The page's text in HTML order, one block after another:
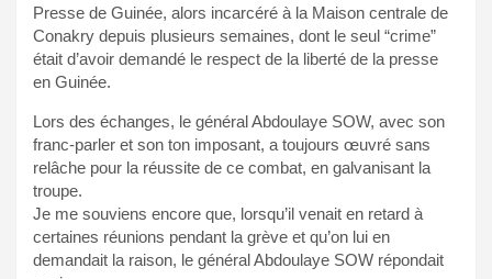
Presse de Guinée, alors incarcéré à la Maison centrale de
Conakry depuis plusieurs semaines, dont le seul “crime”
était d’avoir demandé le respect de la liberté de la presse
en Guinée.
Lors des échanges, le général Abdoulaye SOW, avec son
franc-parler et son ton imposant, a toujours œuvré sans
relâche pour la réussite de ce combat, en galvanisant la
troupe.
Je me souviens encore que, lorsqu’il venait en retard à
certaines réunions pendant la grève et qu’on lui en
demandait la raison, le général Abdoulaye SOW répondait